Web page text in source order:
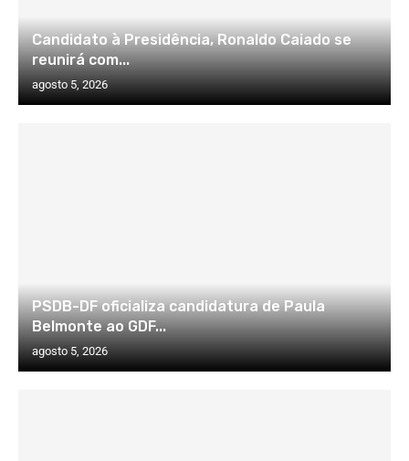
Candidato à Presidência, Ronaldo Caiado se
reunirá com...
agosto 5, 2026
PSDB-DF oficializa candidatura de Paula
Belmonte ao GDF...
agosto 5, 2026